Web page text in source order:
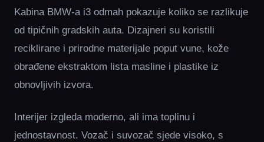
Kabina BMW-a i3 odmah pokazuje koliko se razlikuje
od tipičnih gradskih auta. Dizajneri su koristili
reciklirane i prirodne materijale poput vune, kože
obrađene ekstraktom lista masline i plastike iz
obnovljivih izvora.
Interijer izgleda moderno, ali ima toplinu i
jednostavnost. Vozač i suvozač sjede visoko, s